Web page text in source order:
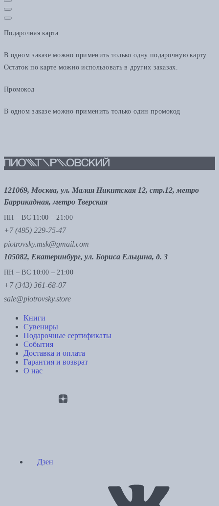
Подарочная карта
В одном заказе можно применить только одну подарочную карту.
Остаток по карте можно использовать в других заказах.
Промокод
В одном заказе можно применить только один промокод
121069, Москва, ул. Малая Никитская 12, стр.12, метро
Баррикадная, метро Тверская
ПН – ВС 11:00 – 21:00
+7 (495) 229-75-47
piotrovsky.msk@gmail.com
105082, Екатеринбург, ул. Бориса Ельцина, д. 3
ПН – ВС 10:00 – 21:00
+7 (343) 361-68-07
sale@piotrovsky.store
Книги
Сувениры
Подарочные сертификаты
События
Доставка и оплата
Гарантия и возврат
О нас
Дзен